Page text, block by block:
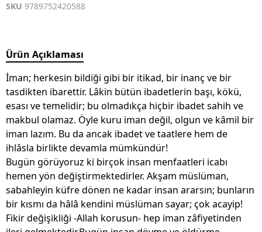
SKU 9789752420588
Ürün Açıklaması
İman; herkesin bildiği gibi bir itikad, bir inanç ve bir
tasdikten ibarettir. Lâkin bütün ibadetlerin başı, kökü,
esası ve temelidir; bu olmadıkça hiçbir ibadet sahih ve
makbul olamaz. Öyle kuru iman değil, olgun ve kâmil bir
iman lazım. Bu da ancak ibadet ve taatlere hem de
ihlâsla birlikte devamla mümkündür!
Bugün görüyoruz ki birçok insan menfaatleri icabı
hemen yön değiştirmektedirler. Akşam müslüman,
sabahleyin küfre dönen ne kadar insan ararsın; bunların
bir kısmı da hâlâ kendini müslüman sayar; çok acayip!
Fikir değişikliği -Allah korusun- hep iman zâfiyetinden